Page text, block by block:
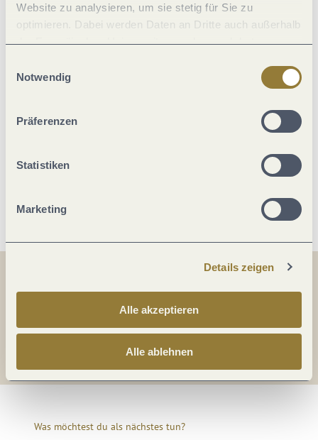
Website zu analysieren, um sie stetig für Sie zu
optimieren. Dabei werden Daten an Dritte auch außerhalb
der Europäischen Union weitergegeben und dort
jederzeit widerrufen werden. Mit der Auswahl "Alle
ablehnen" kann es zu Beeinträchtigungen in der Nutzung
Notwendig
Präferenzen
Statistiken
Marketing
Details zeigen
Alle akzeptieren
Alle ablehnen
Ausstattung Zimmer/Appartement
Teilen
Was möchtest du als nächstes tun?